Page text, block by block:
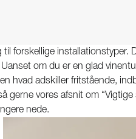
forskellige installationstyper.
om du er en glad
hvad adskiller fritstående,
gerne vores afsnit om
nede.